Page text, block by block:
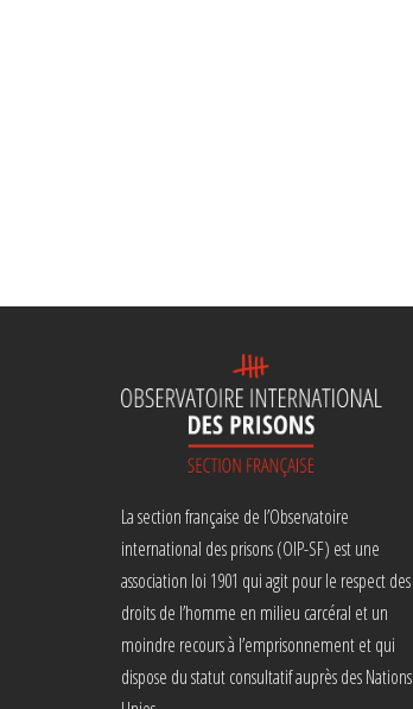
La section française de l’Observatoire
international des prisons (OIP-SF) est une
association loi 1901 qui agit pour le respect des
droits de l’homme en milieu carcéral et un
moindre recours à l’emprisonnement et qui
dispose du statut consultatif auprès des Nations